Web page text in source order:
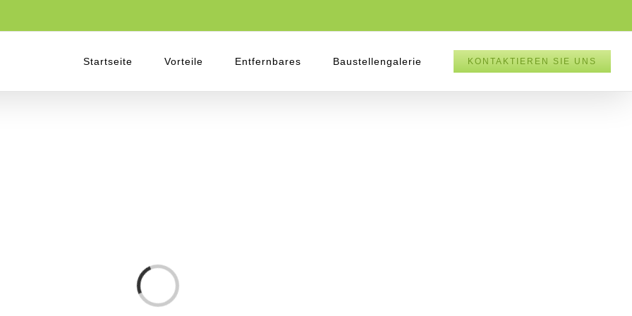
Startseite Vorteile Entfernbares Baustellengalerie KONTAKTIEREN SIE UNS
Laden...